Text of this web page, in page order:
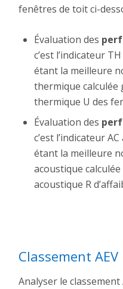
fenêtres de toit ci-
Évaluation des
c’est l’indicateur
étant la meilleure
thermique calculée
thermique U des
Évaluation des
c’est l’indicateur
étant la meilleure
acoustique
acoustique R
Classement AEV
Analyser le